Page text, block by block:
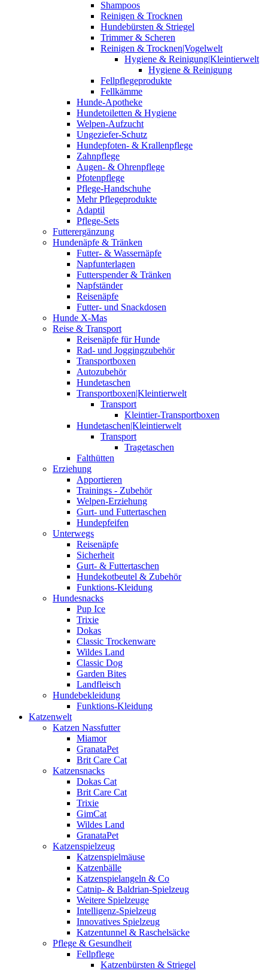
Shampoos
Reinigen & Trocknen
Hundebürsten & Striegel
Trimmer & Scheren
Reinigen & Trocknen|Vogelwelt
Hygiene & Reinigung|Kleintierwelt
Hygiene & Reinigung
Fellpflegeprodukte
Fellkämme
Hunde-Apotheke
Hundetoiletten & Hygiene
Welpen-Aufzucht
Ungeziefer-Schutz
Hundepfoten- & Krallenpflege
Zahnpflege
Augen- & Ohrenpflege
Pfotenpflege
Pflege-Handschuhe
Mehr Pflegeprodukte
Adaptil
Pflege-Sets
Futterergänzung
Hundenäpfe & Tränken
Futter- & Wassernäpfe
Napfunterlagen
Futterspender & Tränken
Napfständer
Reisenäpfe
Futter- und Snackdosen
Hunde X-Mas
Reise & Transport
Reisenäpfe für Hunde
Rad- und Joggingzubehör
Transportboxen
Autozubehör
Hundetaschen
Transportboxen|Kleintierwelt
Transport
Kleintier-Transportboxen
Hundetaschen|Kleintierwelt
Transport
Tragetaschen
Falthütten
Erziehung
Apportieren
Trainings - Zubehör
Welpen-Erziehung
Gurt- und Futtertaschen
Hundepfeifen
Unterwegs
Reisenäpfe
Sicherheit
Gurt- & Futtertaschen
Hundekotbeutel & Zubehör
Funktions-Kleidung
Hundesnacks
Pup Ice
Trixie
Dokas
Classic Trockenware
Wildes Land
Classic Dog
Garden Bites
Landfleisch
Hundebekleidung
Funktions-Kleidung
Katzenwelt
Katzen Nassfutter
Miamor
GranataPet
Brit Care Cat
Katzensnacks
Dokas Cat
Brit Care Cat
Trixie
GimCat
Wildes Land
GranataPet
Katzenspielzeug
Katzenspielmäuse
Katzenbälle
Katzenspielangeln & Co
Catnip- & Baldrian-Spielzeug
Weitere Spielzeuge
Intelligenz-Spielzeug
Innovatives Spielzeug
Katzentunnel & Raschelsäcke
Pflege & Gesundheit
Fellpflege
Katzenbürsten & Striegel